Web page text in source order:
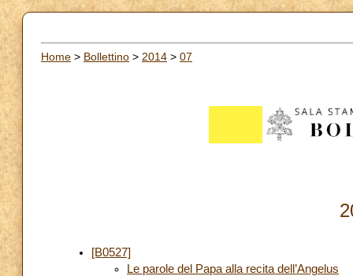
Home > Bollettino > 2014 > 07
[B0527]
Le parole del Papa alla recita dell’Angelus